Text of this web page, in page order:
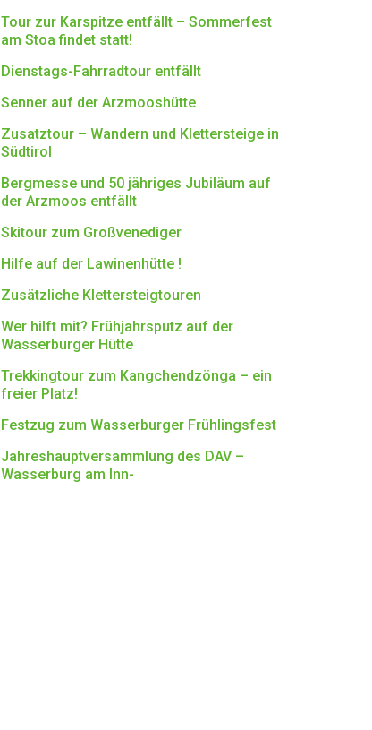
Tour zur Karspitze entfällt – Sommerfest
am Stoa findet statt!
Dienstags-Fahrradtour entfällt
Senner auf der Arzmooshütte
Zusatztour – Wandern und Klettersteige in
Südtirol
Bergmesse und 50 jähriges Jubiläum auf
der Arzmoos entfällt
Skitour zum Großvenediger
Hilfe auf der Lawinenhütte !
Zusätzliche Klettersteigtouren
Wer hilft mit? Frühjahrsputz auf der
Wasserburger Hütte
Trekkingtour zum Kangchendzönga – ein
freier Platz!
Festzug zum Wasserburger Frühlingsfest
Jahreshauptversammlung des DAV –
Wasserburg am Inn-